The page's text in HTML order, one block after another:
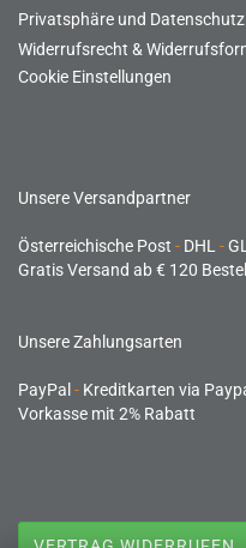
Privatsphäre und Datenschutz
Widerrufsrecht &
Cookie Einstellungen
Unsere Versandpartner
Österreichische Post - DHL -
Gratis Versand ab € 120
Unsere Zahlungsarten
PayPal - Kreditkarten via
Vorkasse mit 2% Rabatt